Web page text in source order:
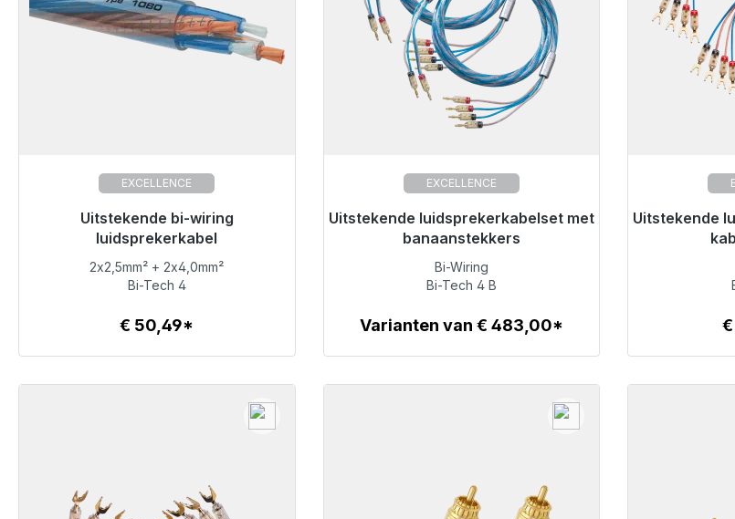
EXCELLENCE
Uitstekende bi-wiring
luidsprekerkabel
Klaar voor onmiddellijke verzending,
levertijd 48 uur*
€ 50,49
Details
2x2,5mm² + 2x4,0mm²
Bi-Tech 4
€ 50,49*
EXCELLENCE
Uitstekende luidsprekerkabelset met
banaanstekkers
Klaar voor onmiddellijke verzending,
levertijd 48 uur*
€ 720,00
Details
Bi-Wiring
Bi-Tech 4 B
Varianten van € 483,00*
Uitstekende
Klaar voor